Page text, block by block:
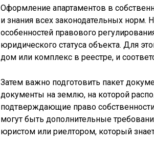
Оформление апартаментов в
и знания всех законодательных норм.
особенностей правового
юридического статуса объекта. Для
дом или комплекс в реестре, и
Затем важно подготовить пакет
документы на землю, на которой
подтверждающие право
могут быть дополнительные
юристом или риелтором, который